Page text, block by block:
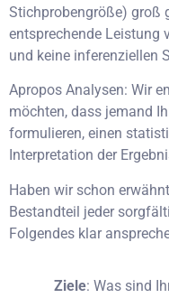
Stichprobengröße) groß
entsprechende Leistung
und keine inferenziellen
Apropos Analysen: Wir
möchten, dass jemand
formulieren, einen
Interpretation der
Haben wir schon
Bestandteil jeder
Folgendes klar
Ziele: Was sind